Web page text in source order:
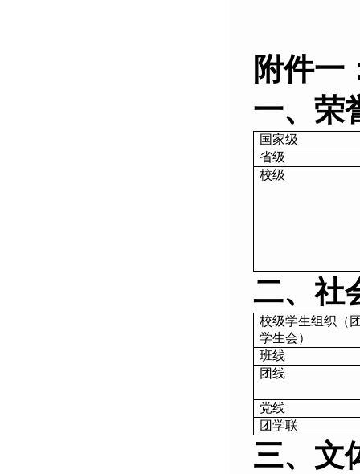
附件一
一、 荣
国家级
省级
校级
二、社
校级学生组织（
学生会）
班线
团线
党线
团学联
三、 文